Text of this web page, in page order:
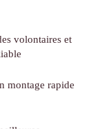
volontaires et
montage rapide